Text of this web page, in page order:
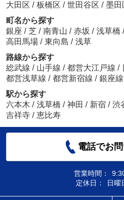
大田区 / 板橋区 / 世田谷区 / 墨田
町名から探す
銀座 / 芝 / 南青山 / 赤坂 / 浅草橋 /
高田馬場 / 東向島 / 浅草
路線から探す
総武線 / 山手線 / 都営大江戸線 /
都営浅草線 / 都営新宿線 / 銀座線
駅から探す
六本木 / 浅草橋 / 神田 / 新宿 / 渋
吉祥寺 / 恵比寿
電話でお
営業時間：
定休日：
日曜